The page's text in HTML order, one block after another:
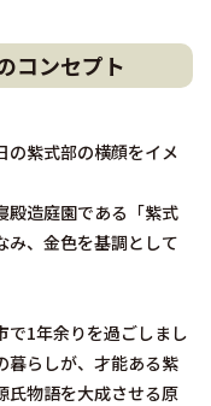
コンセプト
の紫式部の横顔をイメ
殿造庭園である「紫式
み、金色を基調として
で1年余りを過ごしまし
暮らしが、才能ある紫
氏物語を大成させる原